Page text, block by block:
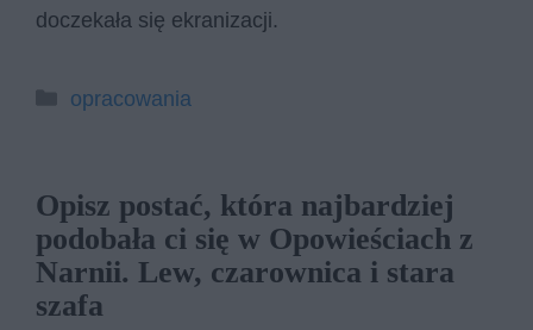
doczekała się ekranizacji.
Kategorie
opracowania
Opisz postać, która najbardziej
podobała ci się w Opowieściach z
Narnii. Lew, czarownica i stara
szafa